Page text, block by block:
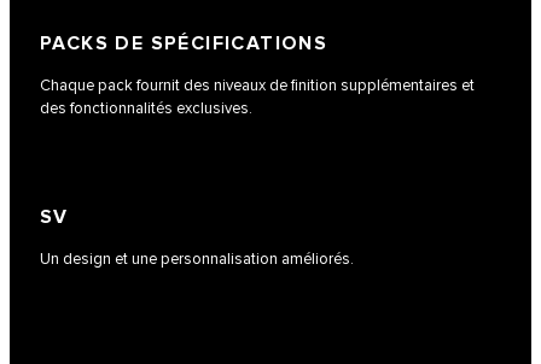
PACKS DE SPÉCIFICATIONS
Chaque pack fournit des niveaux de finition supplémentaires et
des fonctionnalités exclusives.
SV
Un design et une personnalisation améliorés.